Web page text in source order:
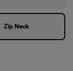
Zip Neck